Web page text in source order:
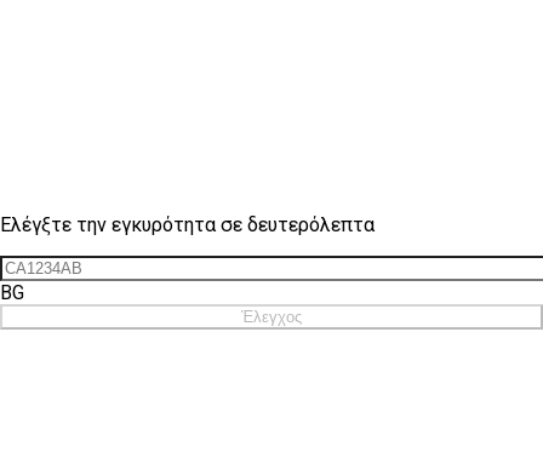
Ελέγξτε την εγκυρότητα σε δευτερόλεπτα
BG
Έλεγχος